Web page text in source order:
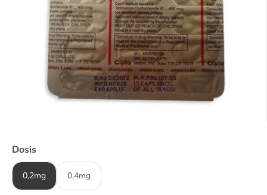
Dosis
0,2mg 0,4mg